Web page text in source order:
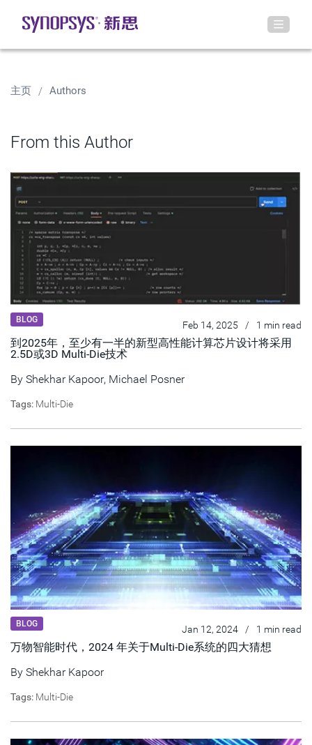
主页 Authors
From this Author
BLOG Feb 14, 2025 / 1 min read
到2025年，至少有一半的新型高性能计算芯片设计将采用
2.5D或3D Multi-Die技术
By Shekhar Kapoor , Michael Posner
Tags: Multi-Die
BLOG Jan 12, 2024 / 1 min read
万物智能时代，2024 年关于Multi-Die系统的四大猜想
By Shekhar Kapoor
Tags: Multi-Die